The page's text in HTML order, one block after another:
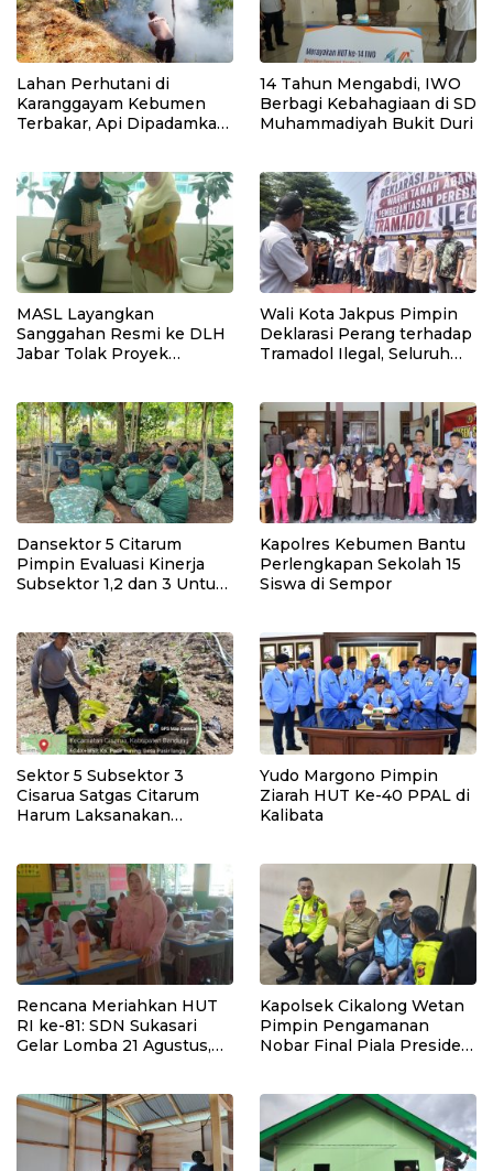
Lahan Perhutani di
Karanggayam Kebumen
Terbakar, Api Dipadamkan
14 Tahun Mengabdi, IWO
Berbagi Kebahagiaan di SD
Muhammadiyah Bukit Duri
MASL Layangkan
Sanggahan Resmi ke DLH
Jabar Tolak Proyek
Budaya dan Risiko Gempa
Sesar Baribis
Wali Kota Jakpus Pimpin
Deklarasi Perang terhadap
Tramadol Ilegal, Seluruh
Dansektor 5 Citarum
Pimpin Evaluasi Kinerja
Subsektor 1,2 dan 3 Untuk
Lingkungan
Kapolres Kebumen Bantu
Perlengkapan Sekolah 15
Siswa di Sempor
Sektor 5 Subsektor 3
Cisarua Satgas Citarum
Harum Laksanakan
Perkuat Edukasi
Kepedulian Lingkungan
Yudo Margono Pimpin
Ziarah HUT Ke-40 PPAL di
Kalibata
Rencana Meriahkan HUT
RI ke-81: SDN Sukasari
Gelar Lomba 21 Agustus,
Kapolsek Cikalong Wetan
Pimpin Pengamanan
Nobar Final Piala Presiden